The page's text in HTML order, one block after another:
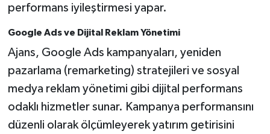
performans iyileştirmesi yapar.
Google Ads ve Dijital Reklam Yönetimi
Ajans, Google Ads kampanyaları, yeniden
pazarlama (remarketing) stratejileri ve sosyal
medya reklam yönetimi gibi dijital performans
odaklı hizmetler sunar. Kampanya performansını
düzenli olarak ölçümleyerek yatırım getirisini